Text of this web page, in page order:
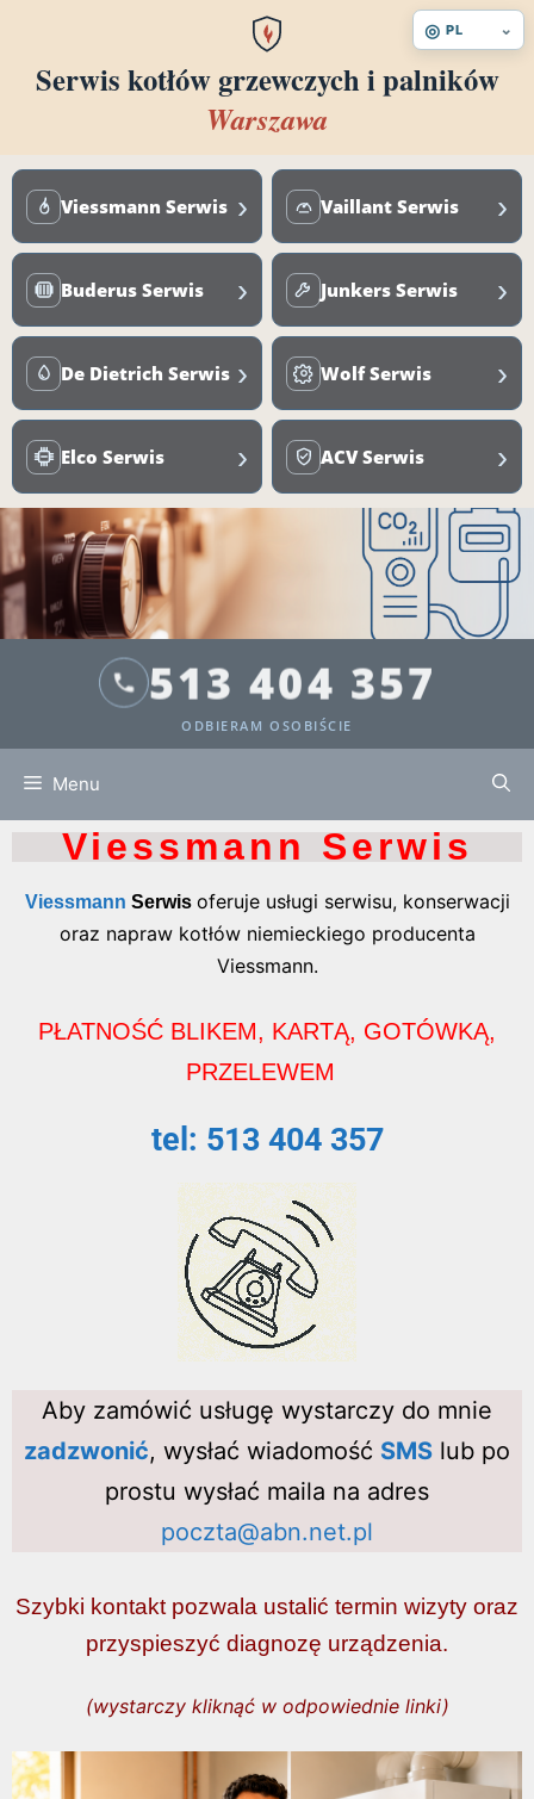
Serwis kotłów grzewczych i palników
Warszawa
Viessmann Serwis › Vaillant Serwis ›
Buderus Serwis › Junkers Serwis ›
De Dietrich Serwis › Wolf Serwis ›
Elco Serwis › ACV Serwis ›
513 404 357
ODBIERAM OSOBIŚCIE
◎ PL ⌄
Menu
Viessmann Serwis
Viessmann Serwis oferuje usługi serwisu, konserwacji
oraz napraw kotłów niemieckiego producenta
Viessmann.
PŁATNOŚĆ BLIKEM, KARTĄ, GOTÓWKĄ,
PRZELEWEM
tel: 513 404 357
Aby zamówić usługę wystarczy do mnie
zadzwonić, wysłać wiadomość SMS lub po
prostu wysłać maila na adres
poczta@abn.net.pl
Szybki kontakt pozwala ustalić termin wizyty oraz
przyspieszyć diagnozę urządzenia.
(wystarczy kliknąć w odpowiednie linki)